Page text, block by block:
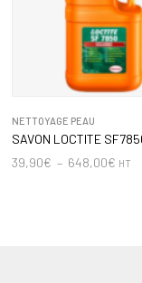
NETTOYAGE PEAU
SAVON LOCTITE
39,90€ – 648,00€ HT